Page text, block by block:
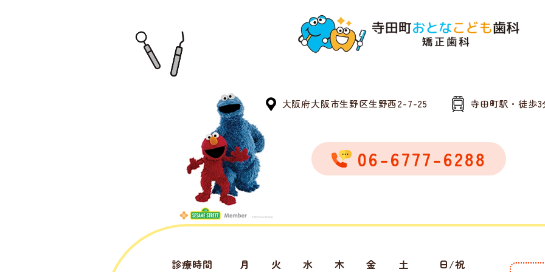
大阪府大阪市生野区生野西2-7-25 寺田町駅・徒歩3
06-6777-6288
診療時間 月 火 水 木 金 土 日/祝